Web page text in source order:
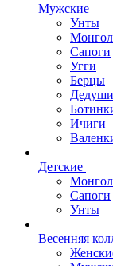
Мужские
Унты
Сапоги
Угги
Берцы
Дедуши
Ичиги
Детские
Сапоги
Унты
Весенняя